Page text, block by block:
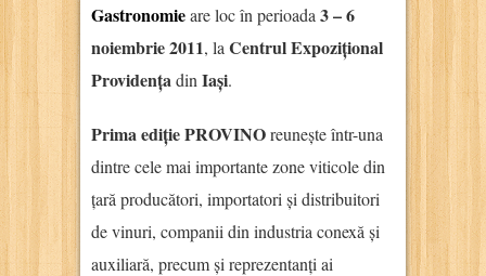
Gastronomieare loc în perioada 3 – 6
noiembrie 2011, la Centrul Expozițional
Providențadin Iași.
Prima ediție PROVINOreunește într-una
dintre cele mai importante zone viticole din
țară producători, importatori și distribuitori
de vinuri, companii din industria conexă și
auxiliară, precum și reprezentanți ai